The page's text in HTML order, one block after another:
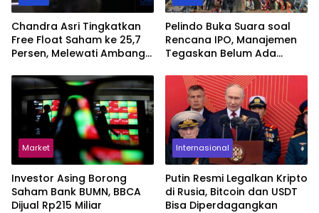
Chandra Asri Tingkatkan
Free Float Saham ke 25,7
Persen, Melewati Ambang
Pelindo Buka Suara soal
Rencana IPO, Manajemen
Tegaskan Belum Ada
Market
Investor Asing Borong
Saham Bank BUMN, BBCA
Dijual Rp215 Miliar
Internasional
Putin Resmi Legalkan Kripto
di Rusia, Bitcoin dan USDT
Bisa Diperdagangkan